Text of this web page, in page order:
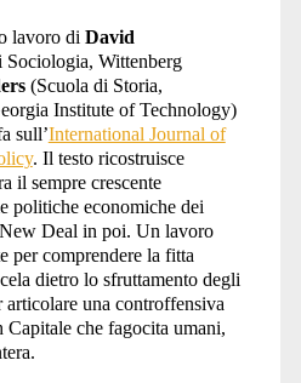
lavoro di David
Wittenberg
(Scuola di Storia,
Institute of Technology)
sull’International Journal of
. Il testo ricostruisce
il sempre crescente
politiche economiche dei
Deal in poi. Un lavoro
per comprendere la fitta
dietro lo sfruttamento degli
una controffensiva
che fagocita umani,